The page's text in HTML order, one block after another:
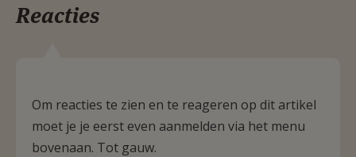
Reacties
Om reacties te zien en te reageren op dit artikel
moet je je eerst even aanmelden via het menu
bovenaan. Tot gauw.